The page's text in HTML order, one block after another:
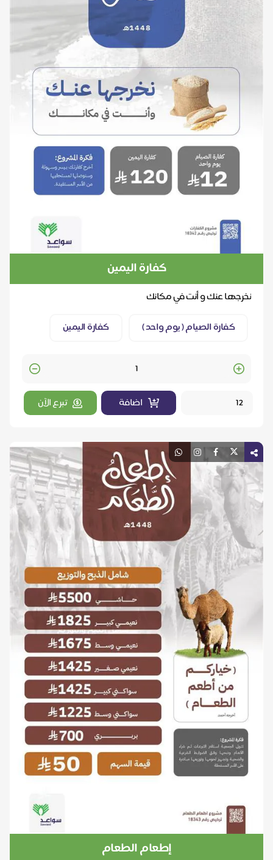
كفارة اليمين
نخرجها عنك و أنت في مكانك
كفارة الصيام ( يوم واحد )
كفارة اليمين
Quantity
اضافة
تبرع الآن
إطعام الطعام